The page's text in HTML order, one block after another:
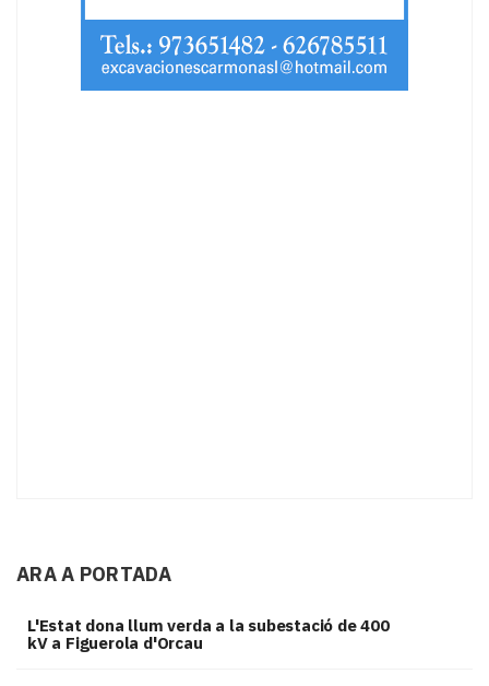
ARA A PORTADA
L'Estat dona llum verda a la subestació de 400
kV a Figuerola d'Orcau